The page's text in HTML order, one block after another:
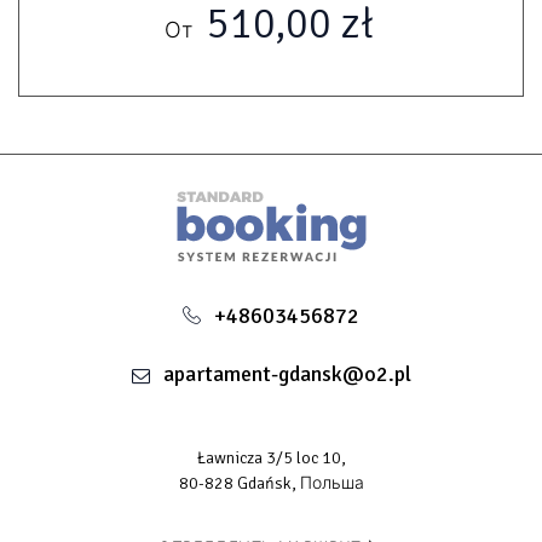
прибори, каструлі, сковорідки й основні спеції. Є обідній
стіл на чотири особи.
квартира регулярно прибирається.
Вулиця Маріацька — перлина Гданська: бруківка,
бурштинові галереї, кав’ярні та історичні пам’ятки. У
Мотлава й Журав. Це ідеальне місце для дослідження
Трьохмістя і затишку в старовинній атмосфері.
От 510,00 zł
+48603456872
apartament-gdansk@o2.pl
Ławnicza 3/5 loc 10,
80-828 Gdańsk, Польша